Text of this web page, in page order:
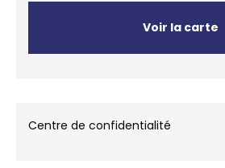
Voir la carte
Centre de confidentialité